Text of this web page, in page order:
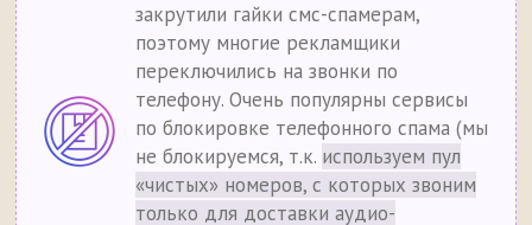
закрутили гайки смс-спамерам,
поэтому многие рекламщики
переключились на звонки по
телефону. Очень популярны сервисы
по блокировке телефонного спама (мы
не блокируемся, т.к. используем пул
«чистых» номеров, с которых звоним
только для доставки аудио-